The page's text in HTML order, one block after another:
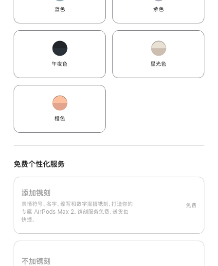
蓝色 紫色
午夜色 星光色
橙色
免费个性化服务
添加镌刻
表情符号、名字、缩写和数字混搭镌刻，打造你的
专属 AirPods Max 2。镌刻服务免费，送货也
快捷。
免费
不加镌刻